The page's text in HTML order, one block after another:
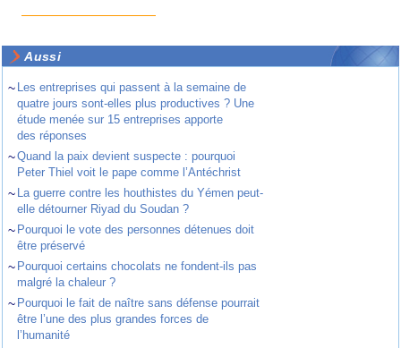
Aussi
~ Les entreprises qui passent à la semaine de
quatre jours sont-elles plus productives ? Une
étude menée sur 15 entreprises apporte
des réponses
~Quand la paix devient suspecte : pourquoi
Peter Thiel voit le pape comme l’Antéchrist
~ La guerre contre les houthistes du Yémen peut-
elle détourner Riyad du Soudan ?
~ Pourquoi le vote des personnes détenues doit
être préservé
~ Pourquoi certains chocolats ne fondent-ils pas
malgré la chaleur ?
~ Pourquoi le fait de naître sans défense pourrait
être l’une des plus grandes forces de
l’humanité